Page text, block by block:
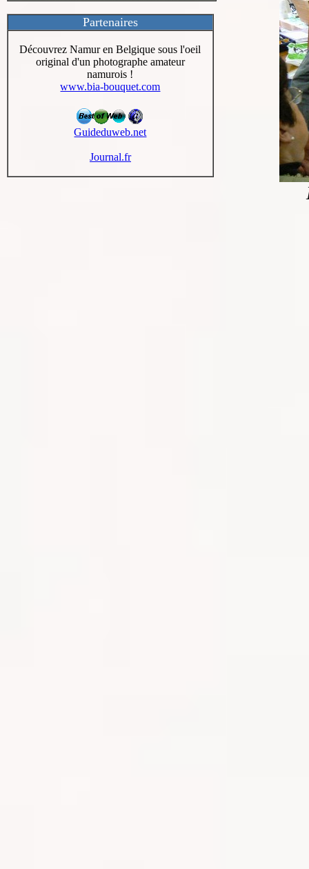
Partenaires
Découvrez Namur en Belgique sous l'oeil
original d'un photographe amateur
namurois !
www.bia-bouquet.com
Guideduweb.net
Journal.fr